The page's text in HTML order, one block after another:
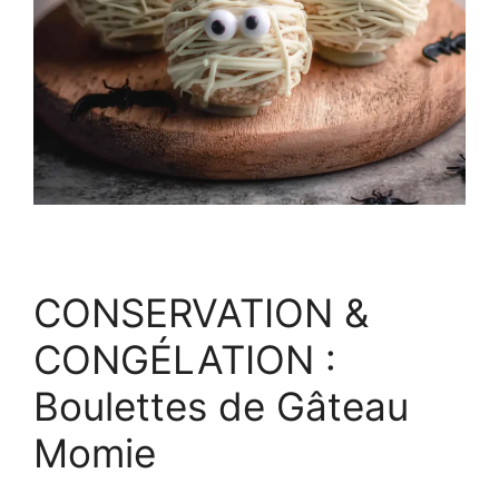
CONSERVATION &
CONGÉLATION :
Boulettes de Gâteau
Momie